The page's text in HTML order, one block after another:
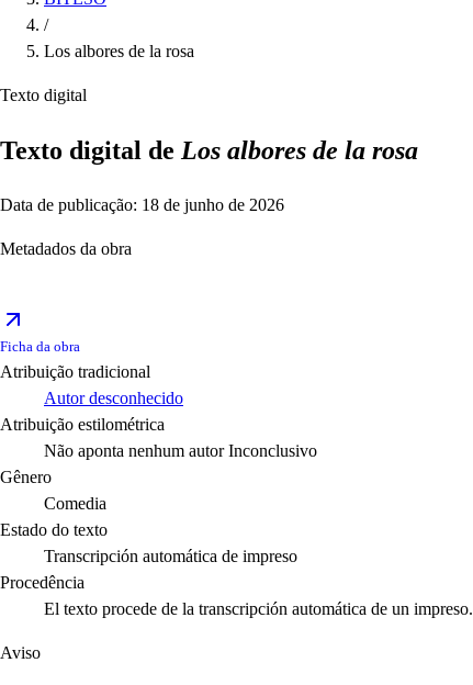
/
Los albores de la rosa
Texto digital
Texto digital de Los albores de la rosa
Data de publicação: 18 de junho de 2026
Metadados da obra
Ficha da obra
Atribuição tradicional
Autor desconhecido
Atribuição estilométrica
Não aponta nenhum autor Inconclusivo
Gênero
Comedia
Estado do texto
Transcripción automática de impreso
Procedência
El texto procede de la transcripción automática de un impreso.
Aviso